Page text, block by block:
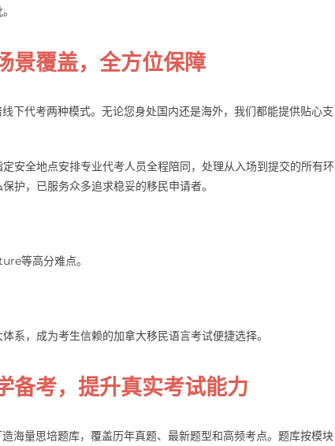
景覆盖，全方位保障
下代考两种模式。无论您身处国内还是海外，我们都能提供贴心支
安全地点安排专业代考人员全程陪同，处理从入场到提交的所有环
护，已服务众多追求稳妥的移民申请者。
等高分难点。
系，成为考生信赖的加拿大移民语言考试便捷选择。
备考，提升真实考试能力
海量思培题库，覆盖历年真题、最新题型和高频考点。题库按模块